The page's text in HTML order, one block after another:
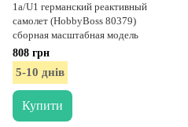
1a/U1 германский реактивный
самолет (HobbyBoss 80379)
сборная масштабная модель
808 грн
5-10 днів
Купити